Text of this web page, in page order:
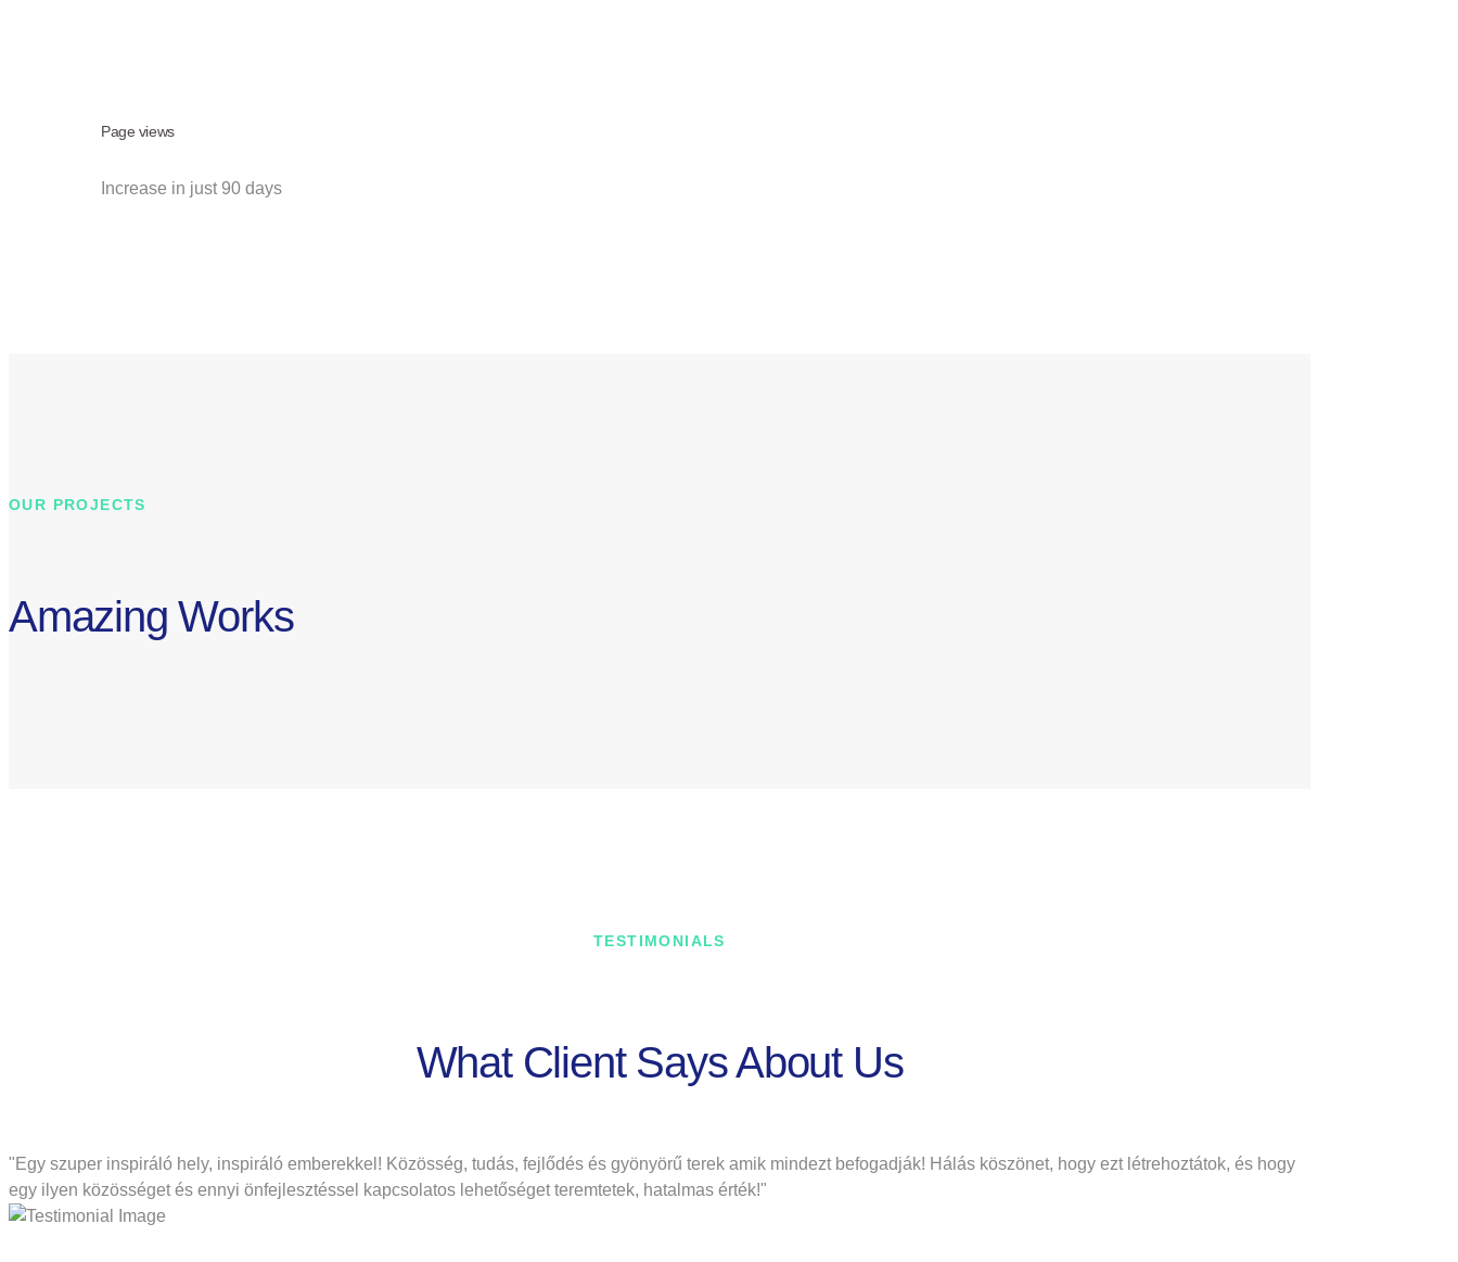
Page views
Increase in just 90 days
OUR PROJECTS
Amazing Works
TESTIMONIALS
What Client Says About Us
"Egy szuper inspiráló hely, inspiráló emberekkel! Közösség, tudás, fejlődés és gyönyörű terek amik mindezt befogadják! Hálás köszönet, hogy ezt létrehoztátok, és hogy
egy ilyen közösséget és ennyi önfejlesztéssel kapcsolatos lehetőséget teremtetek, hatalmas érték!"